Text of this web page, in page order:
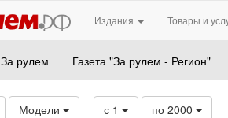
Издания Товары и
За рулем Газета "За рулем - Регион"
Модели с 1 по 2000